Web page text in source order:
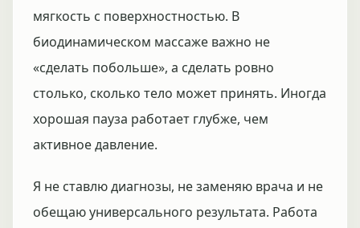
мягкость с поверхностностью. В
биодинамическом массаже важно не
«сделать побольше», а сделать ровно
столько, сколько тело может принять. Иногда
хорошая пауза работает глубже, чем
активное давление.
Я не ставлю диагнозы, не заменяю врача и не
обещаю универсального результата. Работа